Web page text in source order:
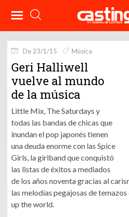
De 23/1/15 Música
Geri Halliwell
vuelve al mundo
de la música
Little Mix, The Saturdays y
todas las bandas de chicas que
inundan el pop japonés tienen
una deuda enorme con las Spice
Girls, la girlband que conquistó
las listas de éxitos a mediados
de los años noventa gracias al
las melodías pegajosas de
up the world.